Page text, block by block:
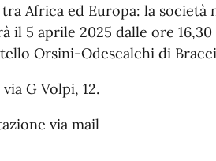
Africa ed Europa: la società
il 5 aprile 2025 dalle ore 16,30
Orsini-Odescalchi di
G Volpi, 12.
via mail